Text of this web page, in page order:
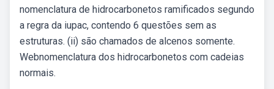
nomenclatura de hidrocarbonetos ramificados segundo
a regra da iupac, contendo 6 questões sem as
estruturas. (ii) são chamados de alcenos somente.
Webnomenclatura dos hidrocarbonetos com cadeias
normais.